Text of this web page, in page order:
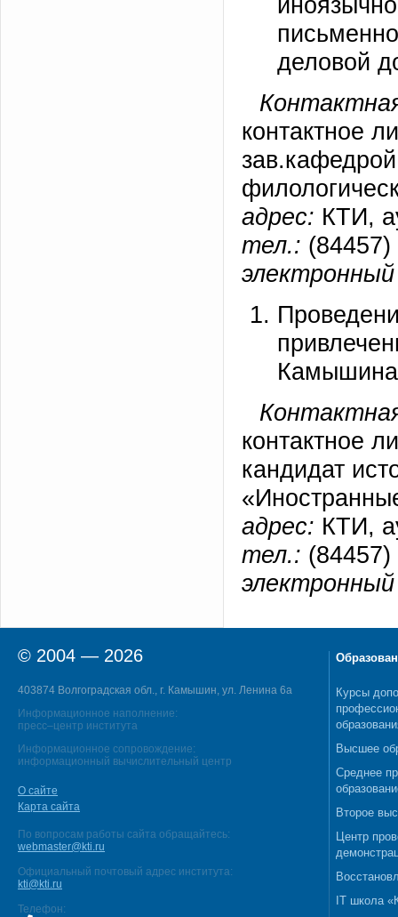
деловой
контактное
адрес: КТИ,
тел.: (84457)
Камышина
контактное
кандидат
адрес: КТИ,
тел.: (84457)
© 2004 — 2026
403874 Волгоградская обл., г. Камышин, ул. Ленина 6а
Информационное наполнение:
пресс–центр института
Информационное сопровождение:
информационный вычислительный центр
О сайте
Карта сайта
По вопросам работы сайта обращайтесь:
webmaster@kti.ru
Официальный почтовый адрес института:
kti@kti.ru
Телефон:
Курсы
Высшее
Среднее
Второе
Центр
IT школа